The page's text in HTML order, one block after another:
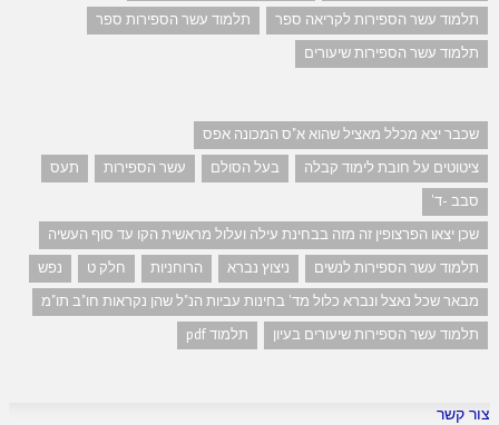
תלמוד עשר הספירות לקריאה ספר
תלמוד עשר הספירות ספר
תלמוד עשר הספירות שיעורים
שכבר יצא מכלל מאציל שהוא א"ס המכונה אפס
ציטוטים על חובת לימוד קבלה
בעל הסולם עשר הספירות
תעס
סבב -ד'
שכן יצאו הפרצופין זה מזה בבחינת עילה ועלול מראשית הקו עד סוף העשיה
תלמוד עשר הספירות לנשים
ניצוץ נברא הרוחניות חלק ט
נפש
מבאר שכל נאצל ונברא כלול מד' בחינות עביות הנ"ל שהן נקראות חו"ב תו"מ
תלמוד עשר הספירות שיעורים בעיון
תלמוד pdf
צור קשר